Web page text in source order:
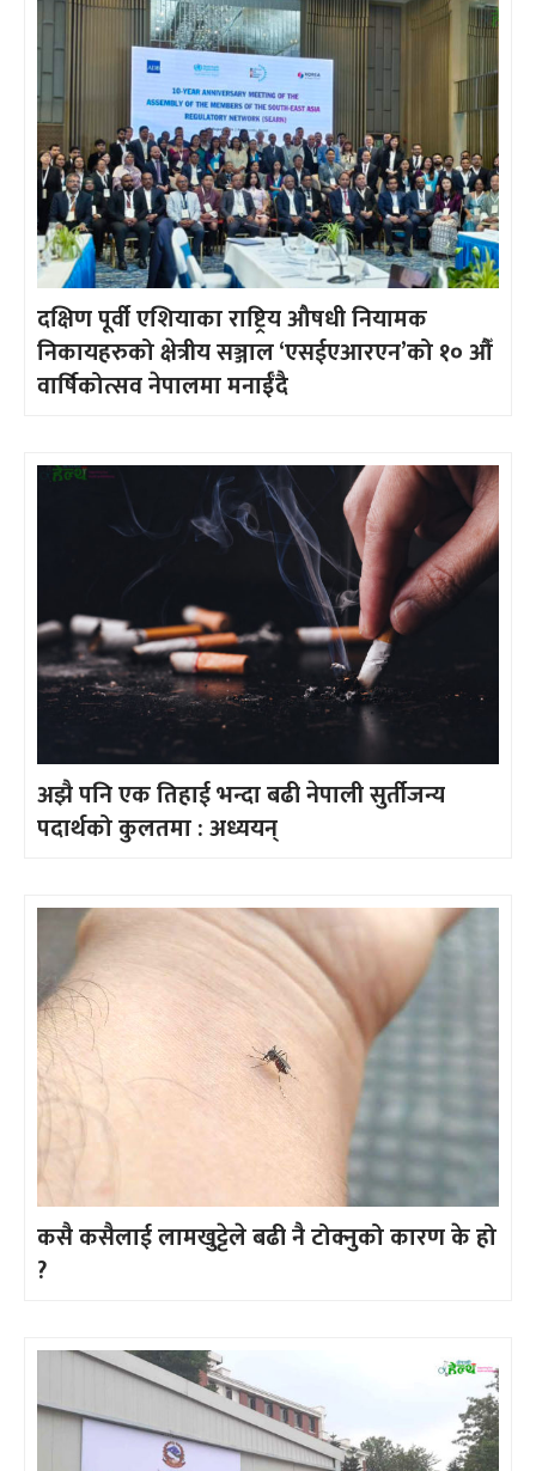
दक्षिण पूर्वी एशियाका राष्ट्रिय औषधी नियामक
निकायहरुको क्षेत्रीय सञ्जाल ‘एसईएआरएन’को १० औँ
वार्षिकोत्सव नेपालमा मनाईँदै
अझै पनि एक तिहाई भन्दा बढी नेपाली सुर्तीजन्य
पदार्थको कुलतमा : अध्ययन्
कसै कसैलाई लामखुट्टेले बढी नै टोक्नुको कारण के हो
?